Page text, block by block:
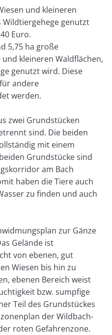
und kleineren
Wildtiergehege genutzt
Euro.
5,75 ha große
kleineren Waldflächen,
genutzt wird. Diese
andere
werden.
zwei Grundstücken
sind. Die beiden
mit einem
Grundstücke sind
am Bach
haben die Tiere auch
zu finden und auch
zur Gänze
Gelände ist
von ebenen, gut
Wiesen bis hin zu
ebenen Bereich weist
bzw. sumpfige
Teil des Grundstückes
der Wildbach-
roten Gefahrenzone.